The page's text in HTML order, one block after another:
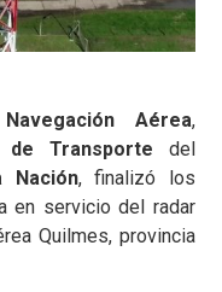
Aérea,
de Transporte del
Nación, finalizó los
en servicio del radar
Quilmes, provincia